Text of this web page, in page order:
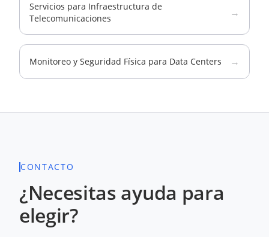
Servicios para Infraestructura de
Telecomunicaciones
→
Monitoreo y Seguridad Física para Data Centers →
CONTACTO
¿Necesitas ayuda para
elegir?